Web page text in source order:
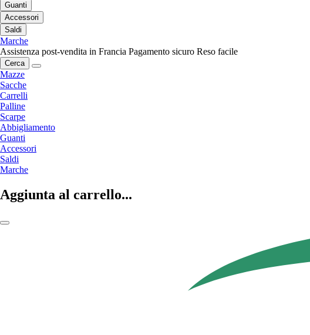
Guanti
Accessori
Saldi
Marche
Assistenza post-vendita in Francia Pagamento sicuro Reso facile
Cerca
Mazze
Sacche
Carrelli
Palline
Scarpe
Abbigliamento
Guanti
Accessori
Saldi
Marche
Aggiunta al carrello...